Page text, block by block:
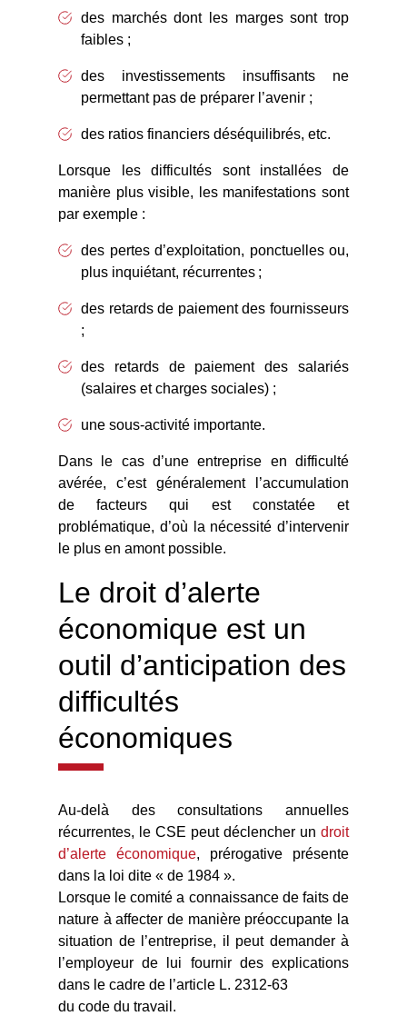
des marchés dont les marges sont trop
faibles ;
des investissements insuffisants ne
permettant pas de préparer l’avenir ;
des ratios financiers déséquilibrés, etc.
Lorsque les difficultés sont installées de
manière plus visible, les manifestations sont
par exemple :
des pertes d’exploitation, ponctuelles ou,
plus inquiétant, récurrentes ;
des retards de paiement des fournisseurs
;
des retards de paiement des salariés
(salaires et charges sociales) ;
une sous-activité importante.
Dans le cas d’une entreprise en difficulté
avérée, c’est généralement l’accumulation
de facteurs qui est constatée et
problématique, d’où la nécessité d’intervenir
le plus en amont possible.
Le droit d’alerte
économique est un
outil d’anticipation des
difficultés
économiques
Au-delà des consultations annuelles
récurrentes, le CSE peut déclencher un droit
d’alerte économique, prérogative présente
dans la loi dite « de 1984 ».
Lorsque le comité a connaissance de faits de
nature à affecter de manière préoccupante la
situation de l’entreprise, il peut demander à
l’employeur de lui fournir des explications
dans le cadre de l’article L. 2312-63
du code du travail.